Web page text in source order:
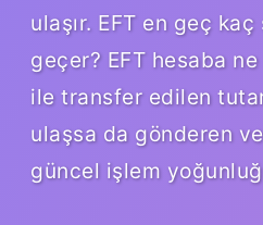
ulaşır. EFT en geç
geçer? EFT hesaba
ile transfer edilen
ulaşsa da gönderen ve
güncel işlem